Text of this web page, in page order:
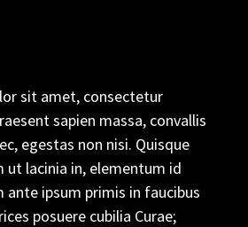
sit amet, consectetur
sapien massa, convallis
egestas non nisi. Quisque
ut lacinia in, elementum id
ante ipsum primis in faucibus
posuere cubilia Curae;